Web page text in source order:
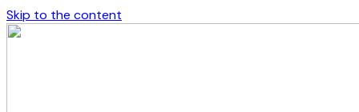
Skip to the content